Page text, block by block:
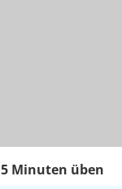
5 Minuten üben